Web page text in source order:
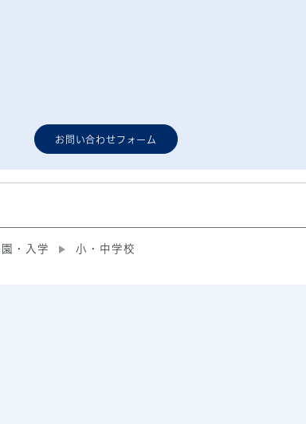
お問い合わせフォーム
園・入学 小・中学校